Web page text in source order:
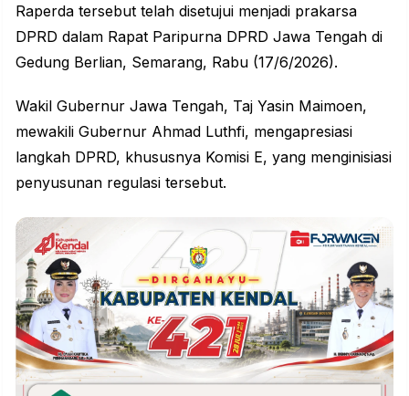
Raperda tersebut telah disetujui menjadi prakarsa
DPRD dalam Rapat Paripurna DPRD Jawa Tengah di
Gedung Berlian, Semarang, Rabu (17/6/2026).
Wakil Gubernur Jawa Tengah, Taj Yasin Maimoen,
mewakili Gubernur Ahmad Luthfi, mengapresiasi
langkah DPRD, khususnya Komisi E, yang menginisiasi
penyusunan regulasi tersebut.